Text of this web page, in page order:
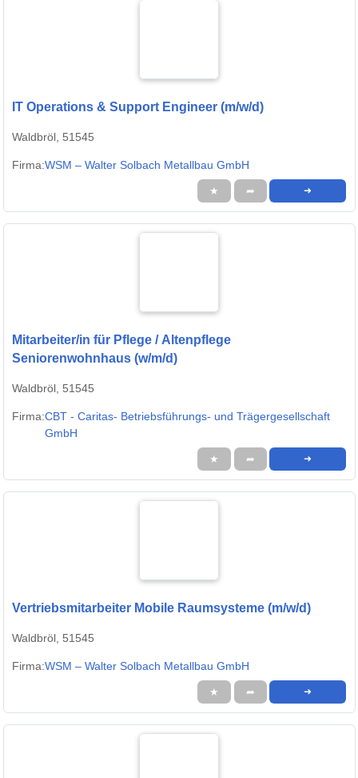
IT Operations & Support Engineer (m/w/d)
Waldbröl, 51545
Firma:WSM – Walter Solbach Metallbau GmbH
★ ➦ ➜
Mitarbeiter/in für Pflege / Altenpflege
Seniorenwohnhaus (w/m/d)
Waldbröl, 51545
Firma:CBT - Caritas- Betriebsführungs- und Trägergesellschaft
GmbH
★ ➦ ➜
Vertriebsmitarbeiter Mobile Raumsysteme (m/w/d)
Waldbröl, 51545
Firma:WSM – Walter Solbach Metallbau GmbH
★ ➦ ➜